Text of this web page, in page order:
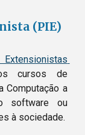
(PIE)
cursos de
Computação a
software ou
à sociedade.